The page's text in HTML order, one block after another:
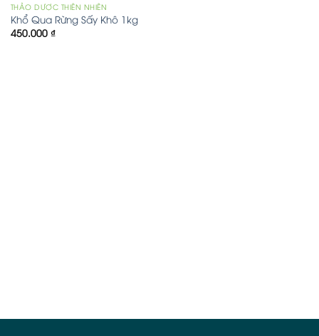
THẢO DƯỢC THIÊN NHIÊN
Khổ Qua Rừng Sấy Khô 1kg
450.000 ₫